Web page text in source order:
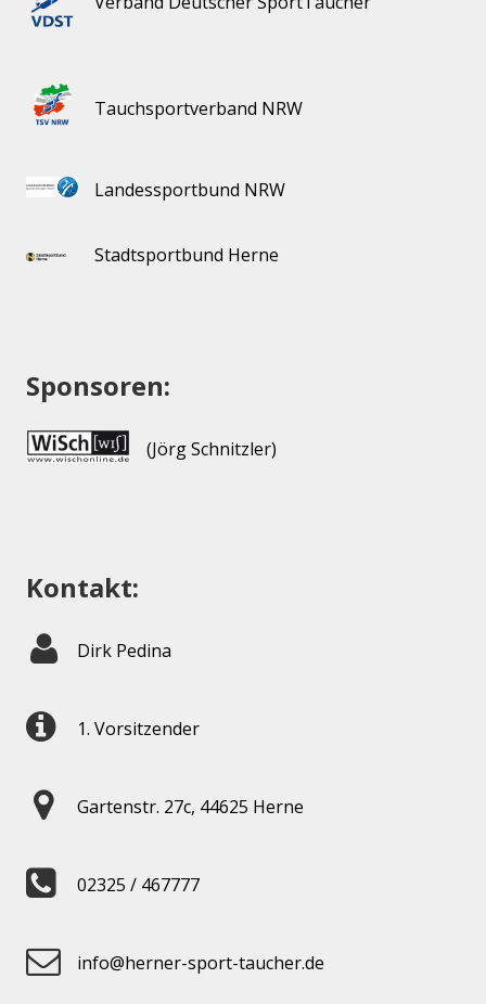
Tauchsportverband NRW
Landessportbund NRW
Stadtsportbund Herne
Sponsoren:
(Jörg Schnitzler)
Kontakt:
Dirk Pedina
1. Vorsitzender
Gartenstr. 27c, 44625 Herne
02325 / 467777
info@herner-sport-taucher.de